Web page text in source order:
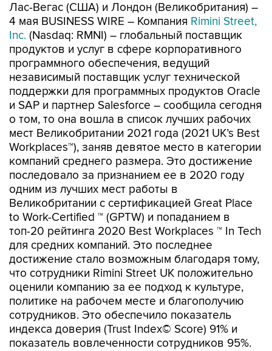
Лас-Вегас (США) и Лондон (Великобритания) –
4 мая BUSINESS WIRE – Компания Rimini Street,
Inc. (Nasdaq: RMNI) – глобальный поставщик
продуктов и услуг в сфере корпоративного
программного обеспечения, ведущий
независимый поставщик услуг технической
поддержки для программных продуктов Oracle
и SAP и партнер Salesforce – сообщила сегодня
о том, то она вошла в список лучших рабочих
мест Великобритании 2021 года (2021 UK’s Best
Workplaces™), заняв девятое место в категории
компаний среднего размера. Это достижение
последовало за признанием ее в 2020 году
одним из лучших мест работы в
Великобритании с сертификацией Great Place
to Work-Certified ™ (GPTW) и попаданием в
топ-20 рейтинга 2020 Best Workplaces ™ In Tech
для средних компаний. Это последнее
достижение стало возможным благодаря тому,
что сотрудники Rimini Street UK положительно
оценили компанию за ее подход к культуре,
политике на рабочем месте и благополучию
сотрудников. Это обеспечило показатель
индекса доверия (Trust Index© Score) 91% и
показатель вовлеченности сотрудников 95%.